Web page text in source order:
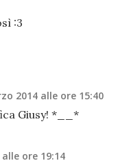
:3
2014 alle ore 15:40
Giusy! *__*
ore 19:14